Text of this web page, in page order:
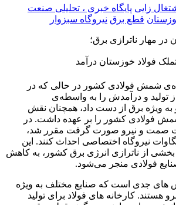
زایی پایگاه خبری ، تحلیلی صنعت
قطع برق نیروگاه سبزوار
در مهار ناترازی برق؛
فولاد خوزستان درآمد
شمش فولادی کشور در حالی که در
تولید و درآمدش را به واسطه‌ی
ویژه برق از دست داد، همچنان نقش
شمش فولادی کشور را بر عهده داشت. در
صمت و نیرو صورت گرفت مقرر شد،
نیروگاه اختصاصی احداث کنند. این
بخشی از ناترازی انرژی برق کشور، به کاهش
فولادی منجر می‌شود.
‌های جدی است که صنایع مختلف به ویژه
هستند. کارخانه ‌های فولاد برای تولید